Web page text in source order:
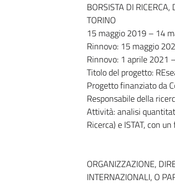
BORSISTA DI
TORINO
15 maggio 2019 – 14
Rinnovo: 15 maggio
Rinnovo: 1 aprile 2021
Titolo del progetto:
Progetto finanziato da
Responsabile della
Attività: analisi
Ricerca) e ISTAT, con
ORGANIZZAZIONE,
INTERNAZIONALI, O